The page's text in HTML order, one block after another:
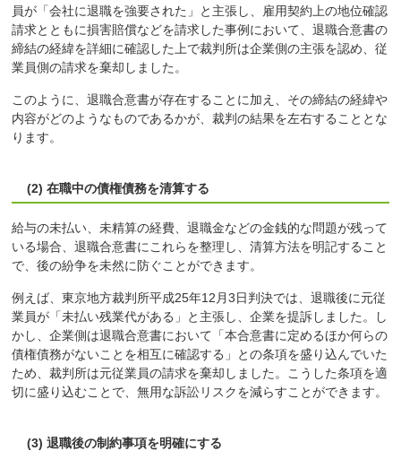
員が「会社に退職を強要された」と主張し、雇用契約上の地位確認
請求とともに損害賠償などを請求した事例において、退職合意書の
締結の経緯を詳細に確認した上で裁判所は企業側の主張を認め、従
業員側の請求を棄却しました。
このように、退職合意書が存在することに加え、その締結の経緯や
内容がどのようなものであるかが、裁判の結果を左右することとな
ります。
(2) 在職中の債権債務を清算する
給与の未払い、未精算の経費、退職金などの金銭的な問題が残って
いる場合、退職合意書にこれらを整理し、清算方法を明記すること
で、後の紛争を未然に防ぐことができます。
例えば、東京地方裁判所平成25年12月3日判決では、退職後に元従
業員が「未払い残業代がある」と主張し、企業を提訴しました。し
かし、企業側は退職合意書において「本合意書に定めるほか何らの
債権債務がないことを相互に確認する」との条項を盛り込んでいた
ため、裁判所は元従業員の請求を棄却しました。こうした条項を適
切に盛り込むことで、無用な訴訟リスクを減らすことができます。
(3) 退職後の制約事項を明確にする